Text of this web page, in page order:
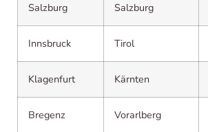
Salzburg Salzburg
Innsbruck Tirol
Klagenfurt Kärnten
Bregenz Vorarlberg